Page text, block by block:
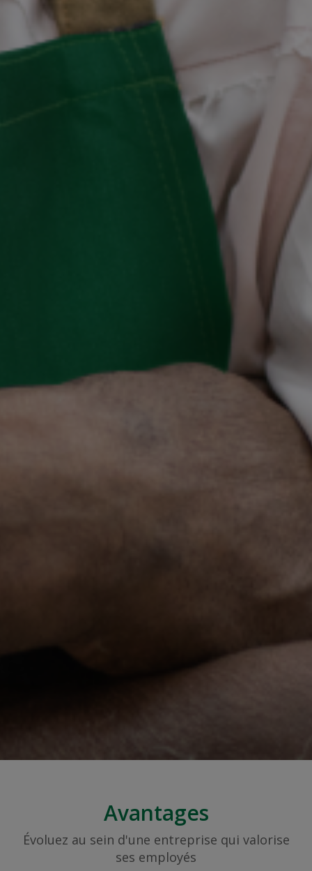
Avantages
Évoluez au sein d'une entreprise qui valorise
ses employés